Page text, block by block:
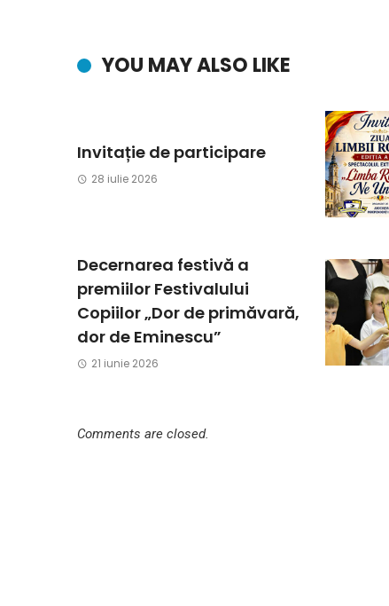
YOU MAY ALSO LIKE
Invitație de participare
28 iulie 2026
Decernarea festivă a
premiilor Festivalului
Copiilor „Dor de primăvară,
dor de Eminescu”
21 iunie 2026
Comments are closed.